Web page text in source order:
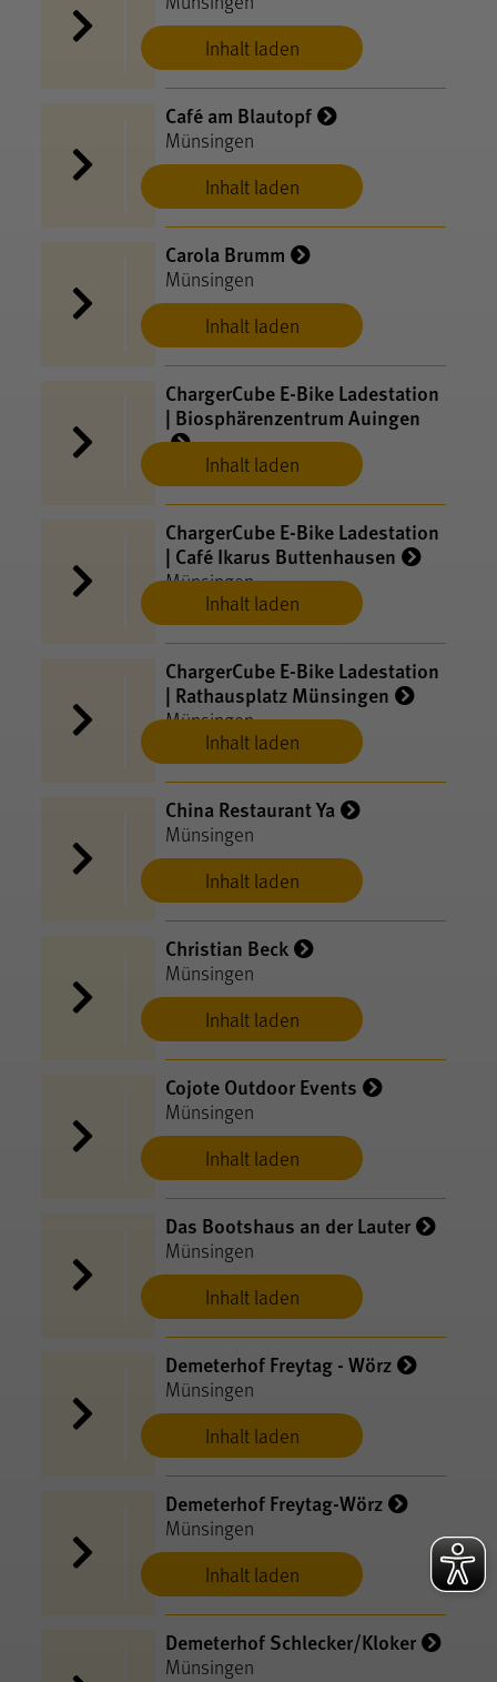
Inhalt laden
Inhalt laden
Café am Blautopf
Münsingen
Inhalt laden
Carola Brumm
Münsingen
Inhalt laden
ChargerCube E-​Bike Ladestation
| Biosphärenzentrum Auingen
Münsingen
Inhalt laden
ChargerCube E-​Bike Ladestation
| Café Ikarus Buttenhausen
Münsingen
Inhalt laden
ChargerCube E-​Bike Ladestation
| Rathausplatz Münsingen
Münsingen
Inhalt laden
China Restaurant Ya
Münsingen
Inhalt laden
Christian Beck
Münsingen
Inhalt laden
Cojote Outdoor Events
Münsingen
Inhalt laden
Das Bootshaus an der Lauter
Münsingen
Inhalt laden
Demeterhof Freytag - Wörz
Münsingen
Inhalt laden
Demeterhof Freytag-Wörz
Münsingen
Demeterhof Schlecker/Kloker
Münsingen